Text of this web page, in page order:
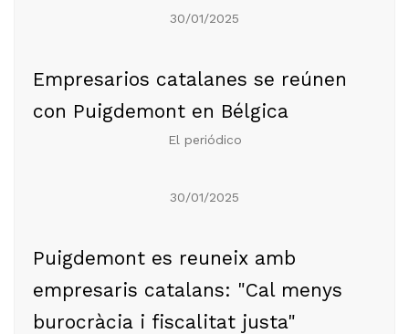
30/01/2025
Empresarios catalanes se reúnen
con Puigdemont en Bélgica
El periódico
30/01/2025
Puigdemont es reuneix amb
empresaris catalans: "Cal menys
burocràcia i fiscalitat justa"